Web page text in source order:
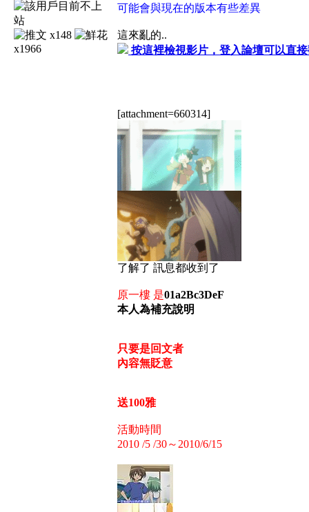
x148
x1966
可能會與現在的版本有些差異
這來亂的..
按這裡檢視影片，登入論壇可以直
[attachment=660314]
了解了 訊息都收到了
原一樓 是01a2Bc3DeF
本人為補充說明
只要是回文者
內容無貶意
送100雅
活動時間
2010 /5 /30～2010/6/15